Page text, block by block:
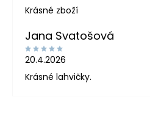
Krásné zboží
Jana Svatošová
20.4.2026
Krásné lahvičky.